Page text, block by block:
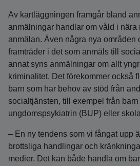
Av kartläggningen framgår bland
anmälningar handlar om våld i nära
anmälan. Även några nya områden
framträder i det som anmäls till
annat syns anmälningar om allt
kriminalitet. Det förekommer också
barn som har behov av stöd från
socialtjänsten, till exempel från barn
ungdomspsykiatrin (BUP) eller
– En ny tendens som vi fångat upp
brottsliga handlingar och
medier. Det kan både handla om